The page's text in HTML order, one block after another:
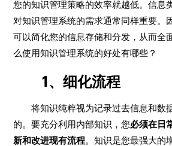
您的知识管理策略的效率就越低。信息
对知识管理系统的需求通常同样重要。
可以简化您的信息存储和分发，从而全
么使用知识管理系统的好处有哪些？
1、细化流程
将知识纯粹视为记录过去信息和数
的。要充分利用内部知识，您必须在日
新和改进现有流程。知识是您最强大的